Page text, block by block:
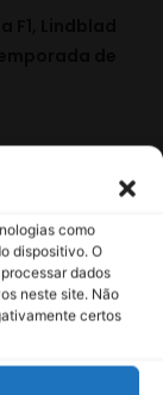
como
dispositivo. O
dados
neste site. Não
certos